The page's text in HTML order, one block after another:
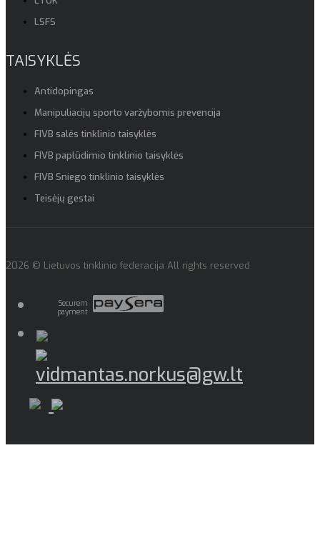
LSFS
TAISYKLĖS
Antidopingas
Manipuliacijų sporto varžybomis prevencija
FIVB salės tinklinio taisyklės
FIVB paplūdimio tinklinio taisyklės
FIVB Sniego tinklinio taisyklės
Teisėjų gestai
2026 © Lietuvos tinklinio federacija All rights reserved
Securem
payment